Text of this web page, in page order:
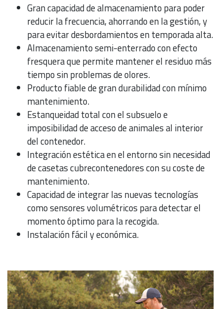
Gran capacidad de almacenamiento para poder
reducir la frecuencia, ahorrando en la gestión, y
para evitar desbordamientos en temporada alta.
Almacenamiento semi-enterrado con efecto
fresquera que permite mantener el residuo más
tiempo sin problemas de olores.
Producto fiable de gran durabilidad con mínimo
mantenimiento.
Estanqueidad total con el subsuelo e
imposibilidad de acceso de animales al interior
del contenedor.
Integración estética en el entorno sin necesidad
de casetas cubrecontenedores con su coste de
mantenimiento.
Capacidad de integrar las nuevas tecnologías
como sensores volumétricos para detectar el
momento óptimo para la recogida.
Instalación fácil y económica.